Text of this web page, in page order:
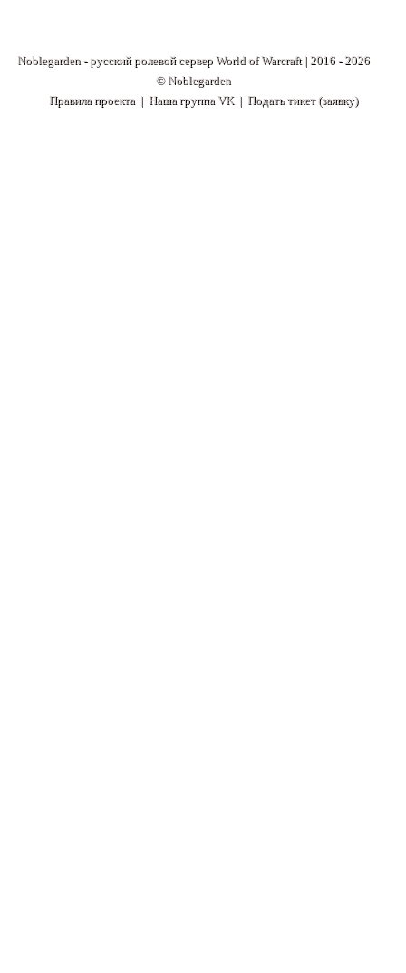
Noblegarden - русский ролевой сервер World of Warcraft | 2016 - 2026
© Noblegarden
Правила проекта| Наша группа VK| Подать тикет (заявку)